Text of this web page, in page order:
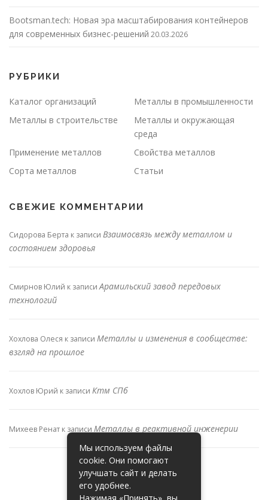
Bootsman.tech: Новая эра масштабирования контейнеров
для современных бизнес-решений 20.03.2026
РУБРИКИ
Каталог организаций
Металлы в промышленности
Металлы в строительстве
Металлы и окружающая
среда
Применение металлов
Свойства металлов
Сорта металлов
Статьи
СВЕЖИЕ КОММЕНТАРИИ
Сидорова Берта к записи Взаимосвязь между металлом и
состоянием здоровья
Смирнов Юлий к записиАрамильский завод передовых
технологий
Хохлова Олеся к записи Металлы и изменения в сообществе:
взгляд на прошлое
Хохлов Юрий к записи Ктм СПб
Михеев Ренат к записи Металлы в реактивной инженерии
Мы используем файлы
cookie. Они помогают
улучшать сайт и делать
его удобнее.